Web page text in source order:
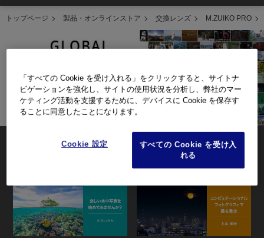
トップページ 製品・オンラインストア 交換レンズ M.ZUIKO PRO
「すべての Cookie を受け入れる」をクリックすると、サイトナ
ビゲーションを強化し、サイトの使用状況を分析し、弊社のマー
ケティング活動を支援するために、デバイスに Cookie を保存す
ることに同意したことになります。
Cookie 設定
すべての Cookie を受け入
れる